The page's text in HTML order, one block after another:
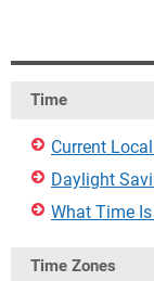
Time
Current
Daylight
What Time
Time Zones